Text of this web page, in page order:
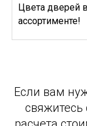
Цвета дверей в
ассортименте!
Если вам